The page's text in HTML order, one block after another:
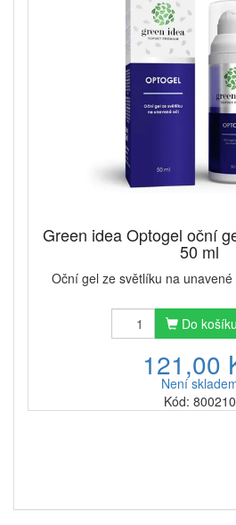
Green idea Optogel oční
50 ml
Oční gel ze světlíku na
Do košíku
121,00
Není
Kód: 800210